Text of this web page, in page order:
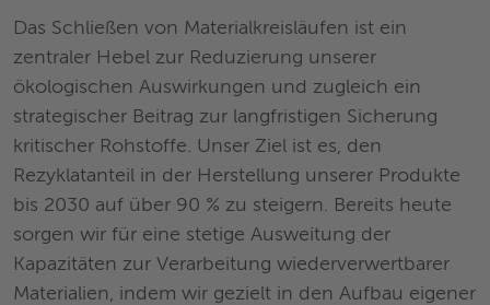
Das Schließen von Materialkreisläufen ist ein
zentraler Hebel zur Reduzierung unserer
ökologischen Auswirkungen und zugleich ein
strategischer Beitrag zur langfristigen Sicherung
kritischer Rohstoffe. Unser Ziel ist es, den
Rezyklatanteil in der Herstellung unserer Produkte
bis 2030 auf über 90 % zu steigern. Bereits heute
sorgen wir für eine stetige Ausweitung der
Kapazitäten zur Verarbeitung wiederverwertbarer
Materialien, indem wir gezielt in den Aufbau eigener